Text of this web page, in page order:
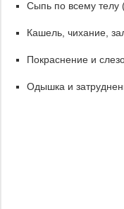
Сыпь по всему
Кашель, чихание,
Покраснение и
Одышка и